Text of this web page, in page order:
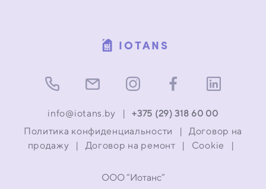
ООО “Иотанс”
IOTANS
info@iotans.by | +375 (29) 318 60 00
Политика конфиденциальности |
Договор на
продажу
| Договор на ремонт | Cookie |